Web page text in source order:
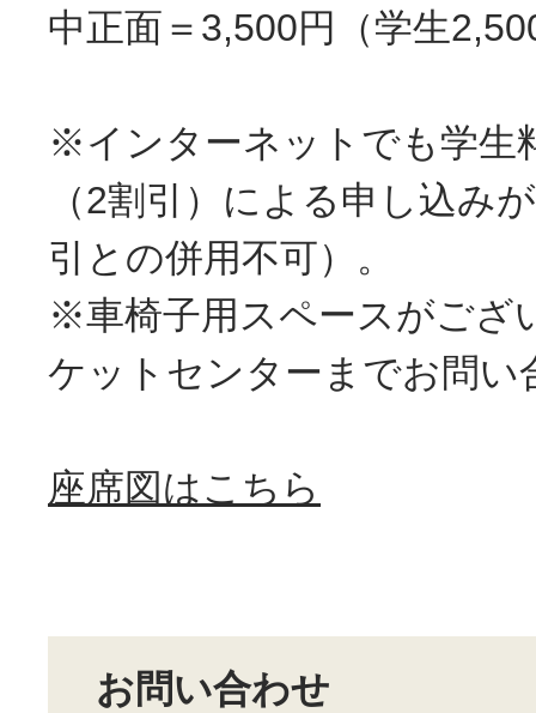
中正面＝3,500円（学生
※インターネットでも学生
（2割引）による申し込み
引との併用不可）。
※車椅子用スペースがござ
ケットセンターまでお問い
座席図はこちら
お問い合わせ